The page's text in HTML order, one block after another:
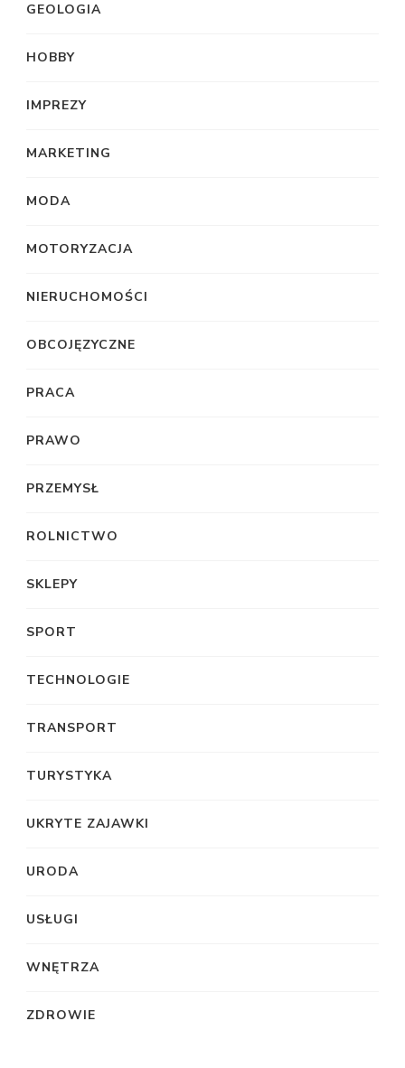
GEOLOGIA
HOBBY
IMPREZY
MARKETING
MODA
MOTORYZACJA
NIERUCHOMOŚCI
OBCOJĘZYCZNE
PRACA
PRAWO
PRZEMYSŁ
ROLNICTWO
SKLEPY
SPORT
TECHNOLOGIE
TRANSPORT
TURYSTYKA
UKRYTE ZAJAWKI
URODA
USŁUGI
WNĘTRZA
ZDROWIE